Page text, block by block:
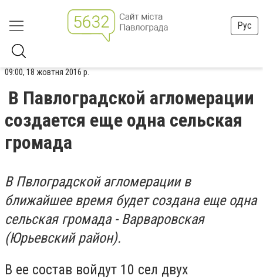
Рус
09:00, 18 жовтня 2016 р.
В Павлоградской агломерации
создается еще одна сельская
громада
В Пвлоградской агломерации в
ближайшее время будет создана еще одна
сельская громада - Варваровская
(Юрьевский район).
В ее состав войдут 10 сел двух